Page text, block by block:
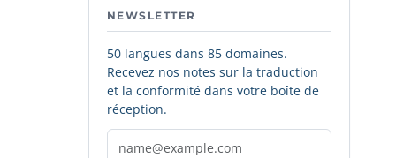
NEWSLETTER
50 langues dans 85 domaines.
Recevez nos notes sur la traduction
et la conformité dans votre boîte de
réception.